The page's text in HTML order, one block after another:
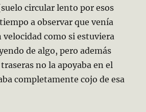
circular lento por esos
a observar que venía
velocidad como si estuviera
de algo, pero además
no la apoyaba en el
completamente cojo de esa